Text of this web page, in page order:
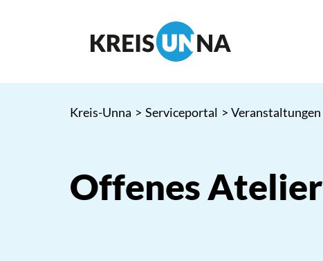
Kreis-Unna > Serviceportal > Veranstaltungen
Offenes Atelier